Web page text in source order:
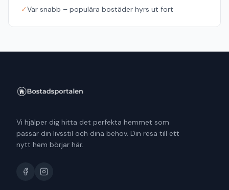
✓Var snabb – populära bostäder hyrs ut fort
Vi hjälper dig hitta det perfekta hemmet som
passar din livsstil och dina behov. Din resa till ett
nytt hem börjar här.